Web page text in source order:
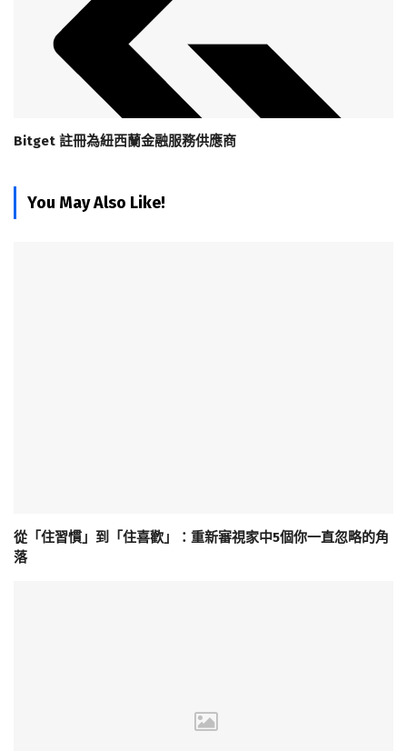
Bitget 註冊為紐西蘭金融服務供應商
You May Also Like!
從「住習慣」到「住喜歡」：重新審視家中5個你一直忽略的角
落